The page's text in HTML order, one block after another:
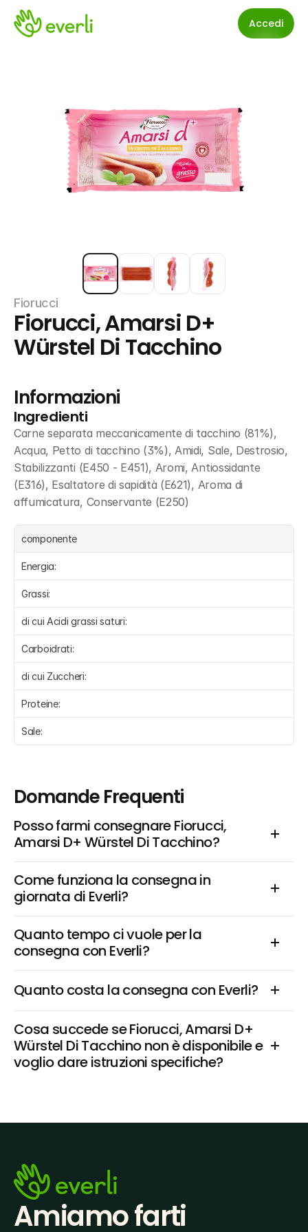
Accedi
Fiorucci
Fiorucci, Amarsi D+
Würstel Di Tacchino
Informazioni
Ingredienti
Carne separata meccanicamente di tacchino (81%),
Acqua, Petto di tacchino (3%), Amidi, Sale, Destrosio,
Stabilizzanti (E450 - E451), Aromi, Antiossidante
(E316), Esaltatore di sapidità (E621), Aroma di
affumicatura, Conservante (E250)
componente
Energia:
Grassi:
di cui Acidi grassi saturi:
Carboidrati:
di cui Zuccheri:
Proteine:
Sale:
Domande Frequenti
Posso farmi consegnare Fiorucci,
Amarsi D+ Würstel Di Tacchino?
Come funziona la consegna in
giornata di Everli?
Quanto tempo ci vuole per la
consegna con Everli?
Quanto costa la consegna con Everli?
Cosa succede se Fiorucci, Amarsi D+
Würstel Di Tacchino non è disponibile e
voglio dare istruzioni specifiche?
Amiamo farti